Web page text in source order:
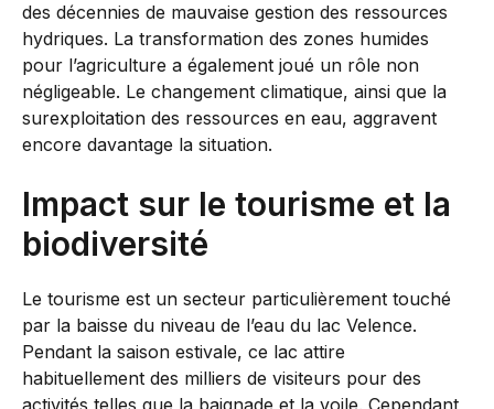
des décennies de mauvaise gestion des ressources
hydriques. La transformation des zones humides
pour l’agriculture a également joué un rôle non
négligeable. Le changement climatique, ainsi que la
surexploitation des ressources en eau, aggravent
encore davantage la situation.
Impact sur le tourisme et la
biodiversité
Le tourisme est un secteur particulièrement touché
par la baisse du niveau de l’eau du lac Velence.
Pendant la saison estivale, ce lac attire
habituellement des milliers de visiteurs pour des
activités telles que la baignade et la voile. Cependant,